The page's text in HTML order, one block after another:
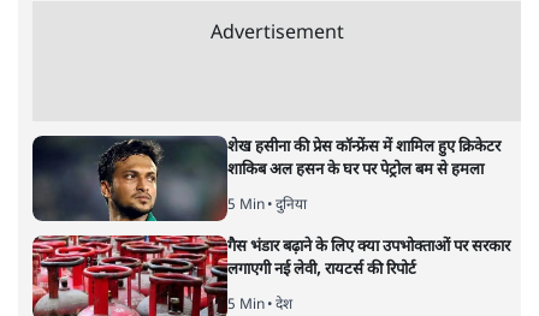
Advertisement
शेख हसीना की प्रेस कॉन्फ्रेंस में शामिल हुए क्रिकेटर
शाकिब अल हसन के घर पर पेट्रोल बम से हमला
5 Min• दुनिया
गैस भंडार बढ़ाने के लिए क्या उपभोक्ताओं पर सरकार
लगाएगी नई लेवी, रायटर्स की रिपोर्ट
5 Min• देश